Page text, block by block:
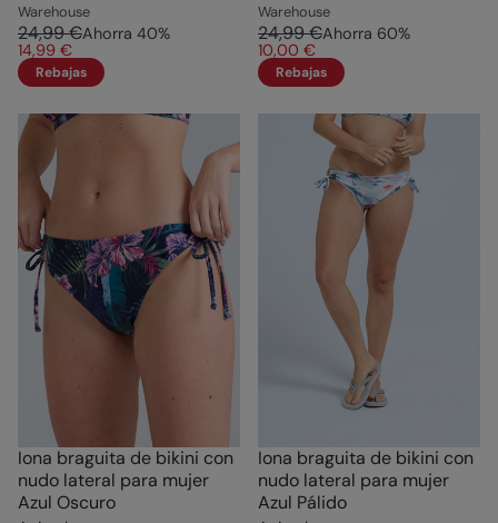
Warehouse
24,99 €Ahorra 40%
14,99 €
Rebajas
Warehouse
24,99 €Ahorra 60%
10,00 €
Rebajas
Iona braguita de bikini con
nudo lateral para mujer
Azul Oscuro
Iona braguita de bikini con
nudo lateral para mujer
Azul Pálido